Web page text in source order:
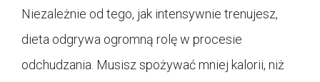
Niezależnie od tego, jak intensywnie trenujesz,
dieta odgrywa ogromną rolę w procesie
odchudzania. Musisz spożywać mniej kalorii, niż